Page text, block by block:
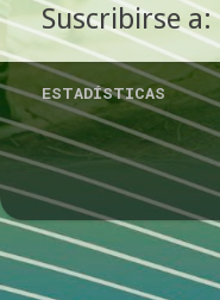
Suscribirse a:
ESTADÍSTICAS